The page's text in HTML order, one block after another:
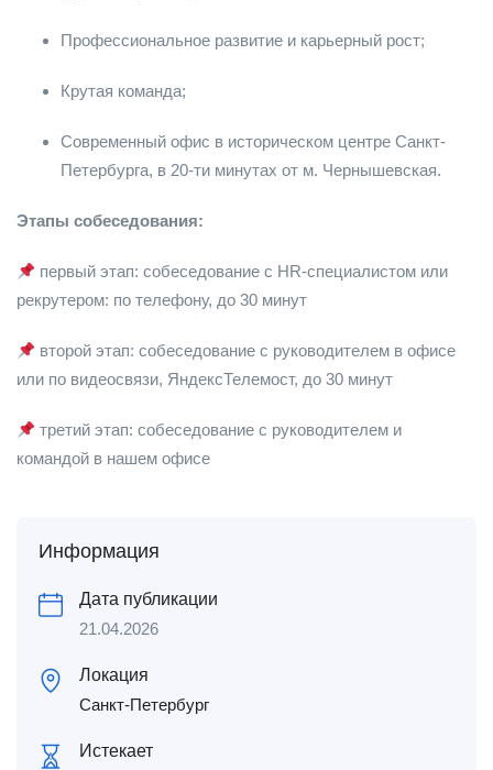
Профессиональное развитие и карьерный рост;
Крутая команда;
Современный офис в историческом центре Санкт-
Петербурга, в 20-ти минутах от м. Чернышевская.
Этапы собеседования:
первый этап: собеседование с HR-специалистом или
рекрутером: по телефону, до 30 минут
второй этап: собеседование с руководителем в офисе
или по видеосвязи, ЯндексТелемост, до 30 минут
третий этап: собеседование с руководителем и
командой в нашем офисе
Информация
Дата публикации
21.04.2026
Локация
Санкт-Петербург
Истекает